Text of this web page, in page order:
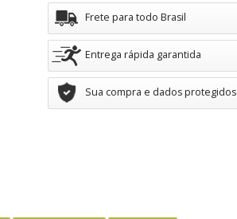
Frete para todo Brasil
Entrega rápida garantida
Sua compra e dados protegidos